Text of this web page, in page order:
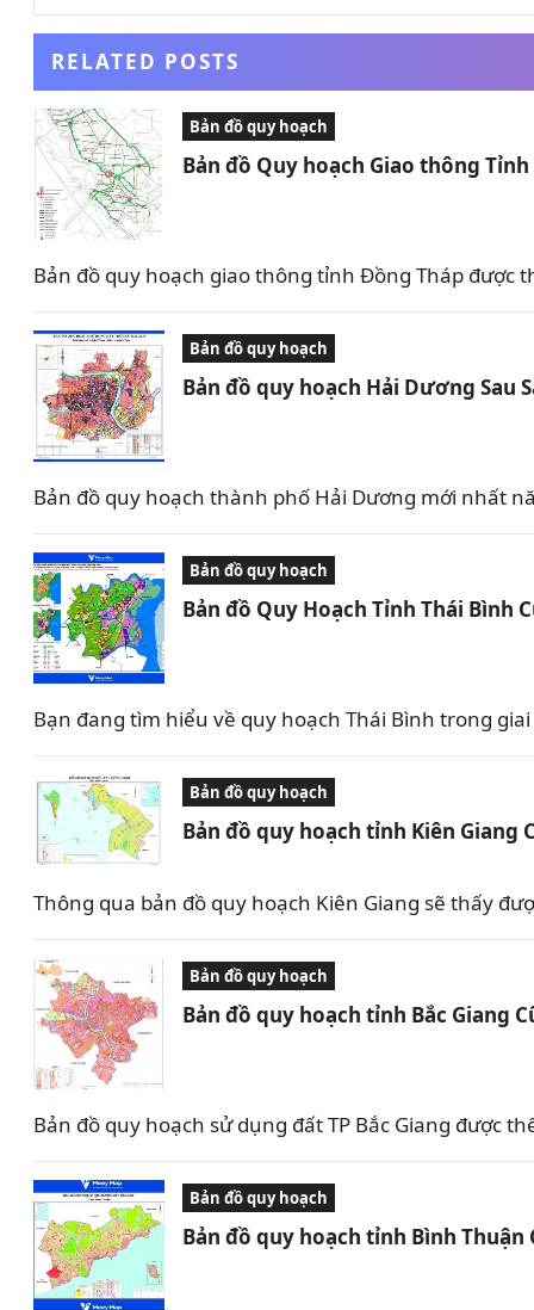
RELATED POSTS
Bản đồ quy hoạch
Bản đồ Quy hoạch Giao thông
Bản đồ quy hoạch giao thông tỉnh Đồng Tháp
Bản đồ quy hoạch
Bản đồ quy hoạch Hải Dương Sau
Bản đồ quy hoạch thành phố Hải Dương mới nhất
Bản đồ quy hoạch
Bản đồ Quy Hoạch Tỉnh Thái Bình
Bạn đang tìm hiểu về quy hoạch Thái Bình trong
Bản đồ quy hoạch
Bản đồ quy hoạch tỉnh Kiên Giang
Thông qua bản đồ quy hoạch Kiên Giang sẽ thấy
Bản đồ quy hoạch
Bản đồ quy hoạch tỉnh Bắc Giang
Bản đồ quy hoạch sử dụng đất TP Bắc Giang được
Bản đồ quy hoạch
Bản đồ quy hoạch tỉnh Bình Thuận